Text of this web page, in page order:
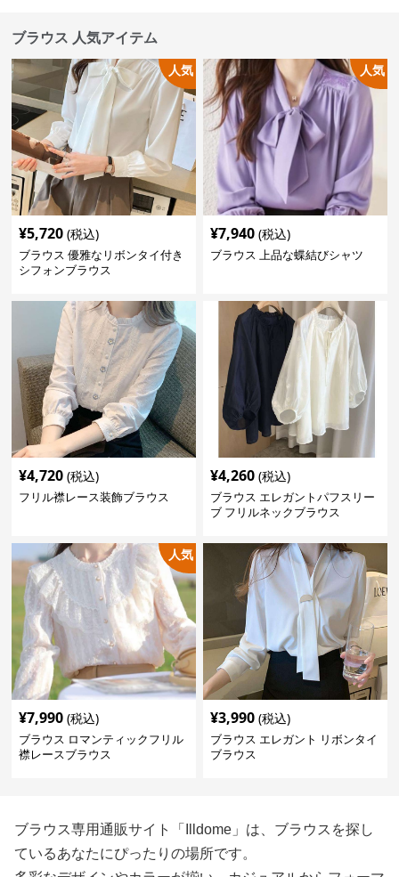
ブラウス 人気アイテム
人気
¥5,720 (税込)
ブラウス 優雅なリボンタイ付き
シフォンブラウス
人気
¥7,940 (税込)
ブラウス 上品な蝶結びシャツ
¥4,720 (税込)
フリル襟レース装飾ブラウス
¥4,260 (税込)
ブラウス エレガントパフスリー
ブ フリルネックブラウス
人気
¥7,990 (税込)
ブラウス ロマンティックフリル
襟レースブラウス
¥3,990 (税込)
ブラウス エレガント リボンタイ
ブラウス
ブラウス専用通販サイト「Illdome」は、ブラウスを探し
ているあなたにぴったりの場所です。